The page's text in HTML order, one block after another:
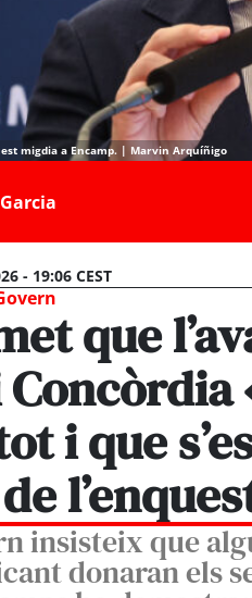
migdia a Encamp. | Marvin Arquíñigo
- 19:06 CEST
que
i que
insisteix que
donaran els